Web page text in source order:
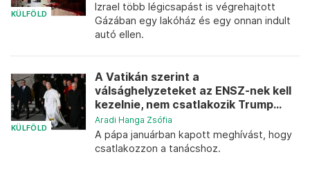
KÜLFÖLD
Izrael több légicsapást is végrehajtott
Gázában egy lakóház és egy onnan indult
autó ellen.
KÜLFÖLD
A Vatikán szerint a
válsághelyzeteket az ENSZ-nek kell
kezelnie, nem csatlakozik Trump...
Aradi Hanga Zsófia
A pápa januárban kapott meghívást, hogy
csatlakozzon a tanácshoz.